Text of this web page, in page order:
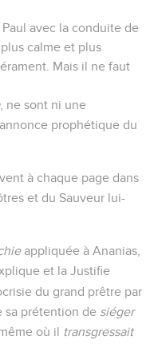
avec la conduite de
calme et plus
Mais il ne faut
, ne sont ni une
prophétique du
à chaque page dans
et du Sauveur lui-
appliquée à Ananias,
et la Justifie
du grand prêtre par
sa prétention de siéger
où il transgressait